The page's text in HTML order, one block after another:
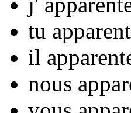
tu apparent
il apparent
nous